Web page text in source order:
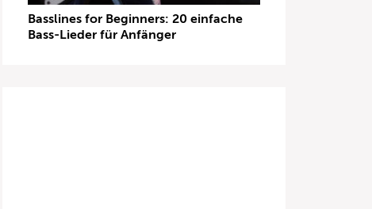
Basslines for Beginners: 20 einfache
Bass-Lieder für Anfänger